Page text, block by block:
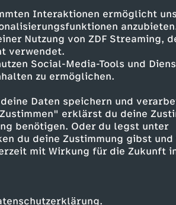
Interaktionen ermöglicht
Nutzung von ZDF Streaming,
verwendet.
Social-Media-Tools und
zu ermöglichen.
Daten speichern und
erklärst du deine
benötigen. Oder du legst unter
du deine Zustimmung gibst
mit Wirkung für die Zukunft
Landschaft,
geht’s
Himmel
riechen - Heidi